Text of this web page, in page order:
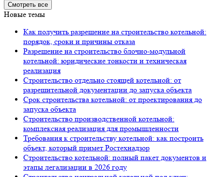
Смотреть все
Новые темы
Как получить разрешение на строительство котельной:
порядок, сроки и причины отказа
Разрешение на строительство блочно-модульной
котельной: юридические тонкости и техническая
реализация
Строительство отдельно стоящей котельной: от
разрешительной документации до запуска объекта
Срок строительства котельной: от проектирования до
запуска объекта
Строительство производственной котельной:
комплексная реализация для промышленности
Требования к строительству котельной: как построить
объект, который примет Ростехнадзор
Строительство котельной: полный пакет документов и
этапы легализации в 2026 году